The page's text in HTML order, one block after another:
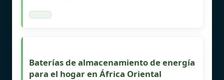
Baterías de almacenamiento de energía
para el hogar en África Oriental